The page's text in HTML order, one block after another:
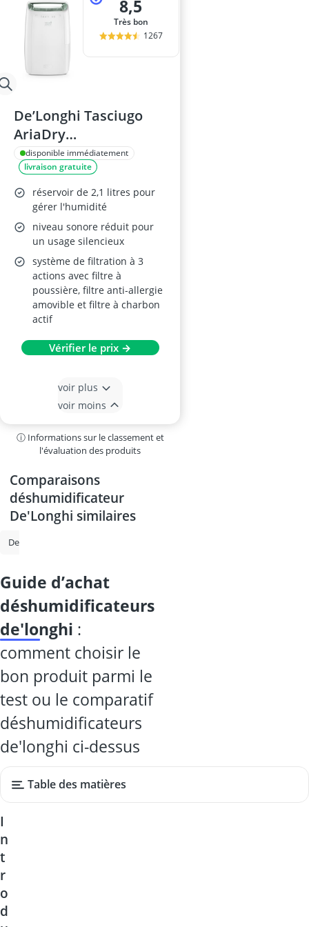
8,5
Très bon
1267
De’Longhi Tasciugo
AriaDry
Déshumidificateur 12L
DEX212SF
disponible immédiatement
livraison gratuite
réservoir de 2,1 litres pour
gérer l'humidité
niveau sonore réduit pour
un usage silencieux
système de filtration à 3
actions avec filtre à
poussière, filtre anti-allergie
amovible et filtre à charbon
actif
Vérifier le prix →
voir plus
voir moins
ⓘ Informations sur le classement et
l'évaluation des produits
Comparaisons
déshumidificateur
De'Longhi similaires
Deshumidificateur
guide d’achat
déshumidificateurs
de'longhi :
comment choisir le
bon produit parmi le
test ou le comparatif
déshumidificateurs
de'longhi ci-dessus
Table des matières
I
n
t
r
o
d